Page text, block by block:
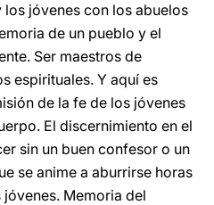
jóvenes con los abuelos
de un pueblo y el
Ser maestros de
espirituales. Y aquí es
de la fe de los jóvenes
El discernimiento en el
sin un buen confesor o un
se anime a aburrirse horas
Memoria del